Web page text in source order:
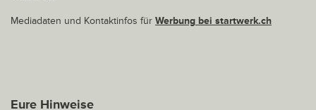
Mediadaten und Kontaktinfos für Werbung bei startwerk.ch
Eure Hinweise